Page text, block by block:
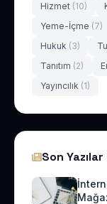
Hizmet (10)
Yeme-İçme (7)
Hukuk (3)
Tanıtım (2)
Yayıncılık (1)
Son Yazılar